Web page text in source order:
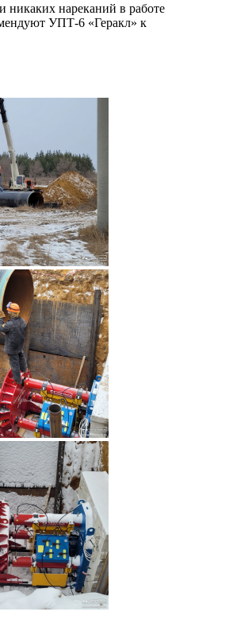
никаких нареканий в работе
УПТ-6 «Геракл» к